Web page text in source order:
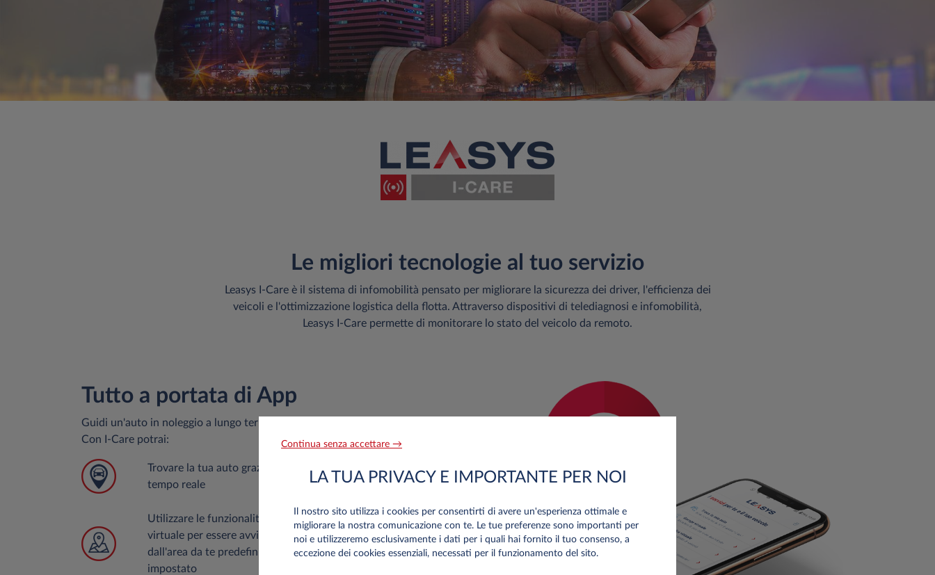
Le migliori tecnologie al tuo servizio
Leasys I-Care è il sistema di infomobilità pensato per migliorare la sicurezza dei driver, l'efficienza dei
veicoli e l'ottimizzazione logistica della flotta. Attraverso dispositivi di telediagnosi e infomobilità,
Leasys I-Care permette di monitorare lo stato del veicolo da remoto.
Tutto a portata di App
Guidi un'auto in noleggio a lungo termine con Leasys?
Con I-Care potrai:
Trovare la tua auto grazie alla localizzazione del veicolo in
tempo reale
Utilizzare le funzionalità del "garage virtuale" e autovelox
virtuale per essere avvisato quando la tua auto viene spostata
dall'area da te predefinita o supera il limite massimo di velocità
impostato
Continua senza accettare →
LA TUA PRIVACY E IMPORTANTE PER NOI
Il nostro sito utilizza i cookies per consentirti di avere un'esperienza ottimale e
migliorare la nostra comunicazione con te. Le tue preferenze sono importanti per
noi e utilizzeremo esclusivamente i dati per i quali hai fornito il tuo consenso, a
eccezione dei cookies essenziali, necessati per il funzionamento del sito.